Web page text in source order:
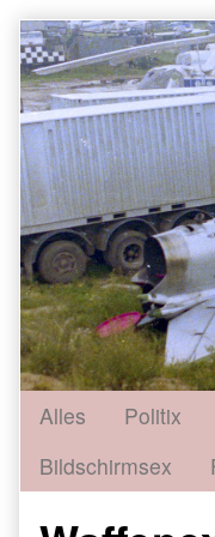
Skip
to
content
Alles Politix
Bildschirmsex